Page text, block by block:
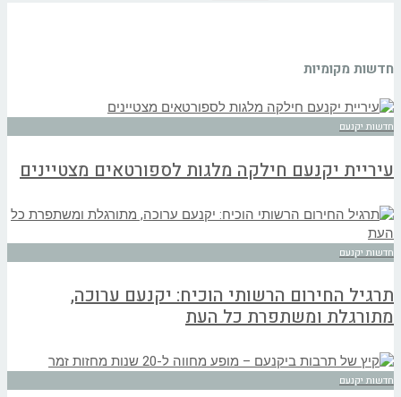
חדשות מקומיות
חדשות יקנעם
עיריית יקנעם חילקה מלגות לספורטאים מצטיינים
חדשות יקנעם
תרגיל החירום הרשותי הוכיח: יקנעם ערוכה,
מתורגלת ומשתפרת כל העת
חדשות יקנעם